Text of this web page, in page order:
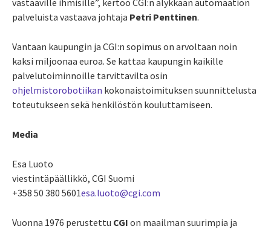
palveluista vastaava johtaja Petri Penttinen.
Vantaan kaupungin ja CGI:n sopimus on arvoltaan noin
kaksi miljoonaa euroa. Se kattaa kaupungin kaikille
palvelutoiminnoille tarvittavilta osin
ohjelmistorobotiikan kokonaistoimituksen suunnittelusta
toteutukseen sekä henkilöstön kouluttamiseen.
Media
Esa Luoto
viestintäpäällikkö, CGI Suomi
+358 50 380 5601esa.luoto@cgi.com
Vuonna 1976 perustettu CGI on maailman suurimpia ja